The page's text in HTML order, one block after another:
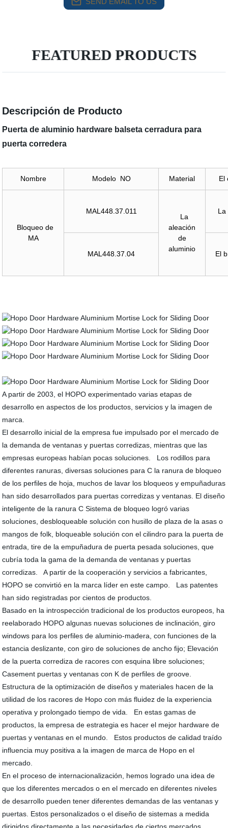
FEATURED PRODUCTS
Descripción de Producto
Puerta de aluminio hardware balseta cerradura para
puerta corredera
Nombre Modelo NO Material El
Bloqueo de
MA
MAL448.37.011
La
aleación
de
aluminio
La
MAL448.37.04 El
A partir de 2003, el HOPO experimentado varias etapas de
desarrollo en aspectos de los productos, servicios y la imagen de
marca.
El desarrollo inicial de la empresa fue impulsado por el mercado de
la demanda de ventanas y puertas corredizas, mientras que las
empresas europeas habían pocas soluciones. Los rodillos para
diferentes ranuras, diversas soluciones para C la ranura de bloqueo
de los perfiles de hoja, muchos de lavar los bloqueos y empuñaduras
han sido desarrollados para puertas corredizas y ventanas. El diseño
inteligente de la ranura C Sistema de bloqueo logró varias
soluciones, desbloqueable solución con husillo de plaza de la asas o
mangos de folk, bloqueable solución con el cilindro para la puerta de
entrada, tire de la empuñadura de puerta pesada soluciones, que
cubría toda la gama de la demanda de ventanas y puertas
corredizas. A partir de la cooperación y servicios a fabricantes,
HOPO se convirtió en la marca líder en este campo. Las patentes
han sido registradas por cientos de productos.
Basado en la introspección tradicional de los productos europeos, ha
reelaborado HOPO algunas nuevas soluciones de inclinación, giro
windows para los perfiles de aluminio-madera, con funciones de la
estancia deslizante, con giro de soluciones de ancho fijo; Elevación
de la puerta corrediza de racores con esquina libre soluciones;
Casement puertas y ventanas con K de perfiles de groove.
Estructura de la optimización de diseños y materiales hacen de la
utilidad de los racores de Hopo con más fluidez de la experiencia
operativa y prolongado tiempo de vida. En estas gamas de
productos, la empresa de estrategia es hacer el mejor hardware de
puertas y ventanas en el mundo. Estos productos de calidad traído
influencia muy positiva a la imagen de marca de Hopo en el
mercado.
En el proceso de internacionalización, hemos logrado una idea de
que los diferentes mercados o en el mercado en diferentes niveles
de desarrollo pueden tener diferentes demandas de las ventanas y
puertas. Estos personalizados o el diseño de sistemas a medida